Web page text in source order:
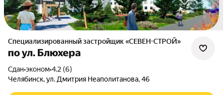
Специализированный застройщик «СЕВЕН-СТРОЙ»
по ул. Блюхера
Сдан•эконом•4.2 (6)
Челябинск, ул. Дмитрия Неаполитанова, 46